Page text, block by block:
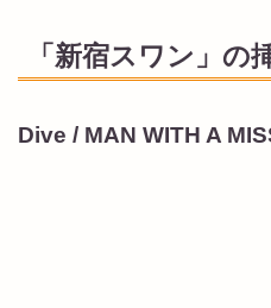
「新宿スワン」の
Dive / MAN WITH A